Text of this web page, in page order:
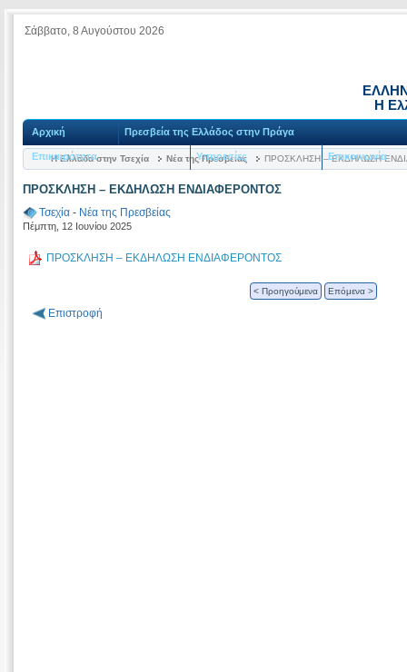
Σάββατο, 8 Αυγούστου 2026
Η
Αρχική Πρεσβεία της Ελλάδος στην Πράγα
Επικαιρότητα Υπηρεσίες Επικοινωνία
Η Ελλάδα στην Τσεχία Νέα της Πρεσβείας ΠΡΟΣΚΛΗΣΗ – ΕΚΔΗΛΩΣΗ
ΠΡΟΣΚΛΗΣΗ – ΕΚΔΗΛΩΣΗ ΕΝΔΙΑΦΕΡΟΝΤΟΣ
Τσεχία - Νέα της Πρεσβείας
Πέμπτη, 12 Ιουνίου 2025
ΠΡΟΣΚΛΗΣΗ – ΕΚΔΗΛΩΣΗ ΕΝΔΙΑΦΕΡΟΝΤΟΣ
< Προηγούμενα Επόμενα >
Επιστροφή